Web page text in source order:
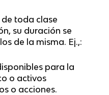
toda clase
su duración se
de la misma. Ej.,:
para la
o activos
o acciones.